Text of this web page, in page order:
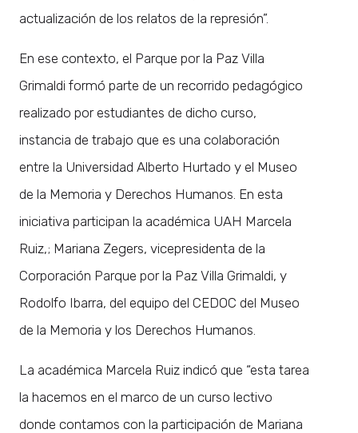
actualización de los relatos de la represión”.
En ese contexto, el Parque por la Paz Villa
Grimaldi formó parte de un recorrido pedagógico
realizado por estudiantes de dicho curso,
instancia de trabajo que es una colaboración
entre la Universidad Alberto Hurtado y el Museo
de la Memoria y Derechos Humanos. En esta
iniciativa participan la académica UAH Marcela
Ruiz,; Mariana Zegers, vicepresidenta de la
Corporación Parque por la Paz Villa Grimaldi, y
Rodolfo Ibarra, del equipo del CEDOC del Museo
de la Memoria y los Derechos Humanos.
La académica Marcela Ruiz indicó que “esta tarea
la hacemos en el marco de un curso lectivo
donde contamos con la participación de Mariana